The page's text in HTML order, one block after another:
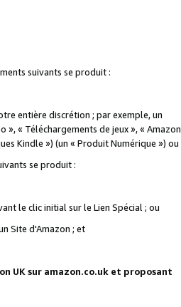
suivants se produit :
entière discrétion ; par exemple, un
», « Téléchargements de jeux », « Amazon
Kindle ») (un « Produit Numérique ») ou
se produit :
le clic initial sur le Lien Spécial ; ou
Site d'Amazon ; et
UK sur amazon.co.uk et proposant